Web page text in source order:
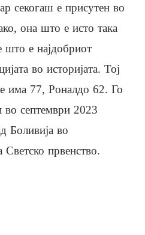
секогаш е присутен во
она што е исто така
што е најдобриот
во историјата. Тој
има 77, Роналдо 62. Го
во септември 2023
Боливија во
Светско првенство.